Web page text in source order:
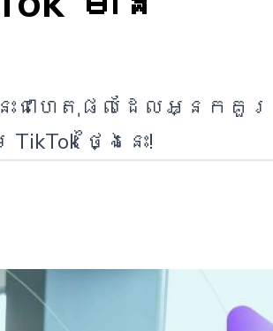
ជាហេតុផលដែលអ្នកគួ
ថ្ងៃនេះ!